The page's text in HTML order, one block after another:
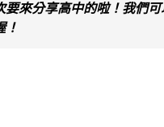
來分享高中的啦！我們
！